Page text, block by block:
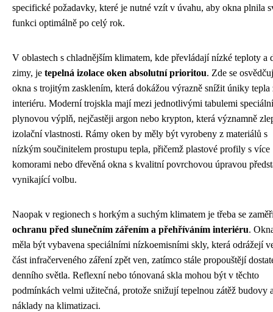
specifické požadavky, které je nutné vzít v úvahu, aby okna plnila
funkci optimálně po celý rok.
V oblastech s chladnějším klimatem, kde převládají nízké teploty a
zimy, je tepelná izolace oken absolutní prioritou. Zde se
okna s trojitým zasklením, která dokážou výrazně snížit úniky tepla
interiéru. Moderní trojskla mají mezi jednotlivými tabulemi speciální
plynovou výplň, nejčastěji argon nebo krypton, která významně
izolační vlastnosti. Rámy oken by měly být vyrobeny z materiálů s
nízkým součinitelem prostupu tepla, přičemž plastové profily s více
komorami nebo dřevěná okna s kvalitní povrchovou úpravou
vynikající volbu.
Naopak v regionech s horkým a suchým klimatem je třeba se
ochranu před slunečním zářením a přehříváním interiéru.
měla být vybavena speciálními nízkoemisními skly, která odrážejí
část infračerveného záření zpět ven, zatímco stále propouštějí
denního světla. Reflexní nebo tónovaná skla mohou být v těchto
podmínkách velmi užitečná, protože snižují tepelnou zátěž budovy
náklady na klimatizaci.